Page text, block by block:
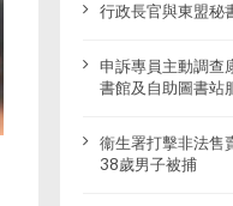
行政長官與東盟秘
申訴專員主動調查
書館及自助圖書站
衞生署打擊非法售
38歲男子被捕